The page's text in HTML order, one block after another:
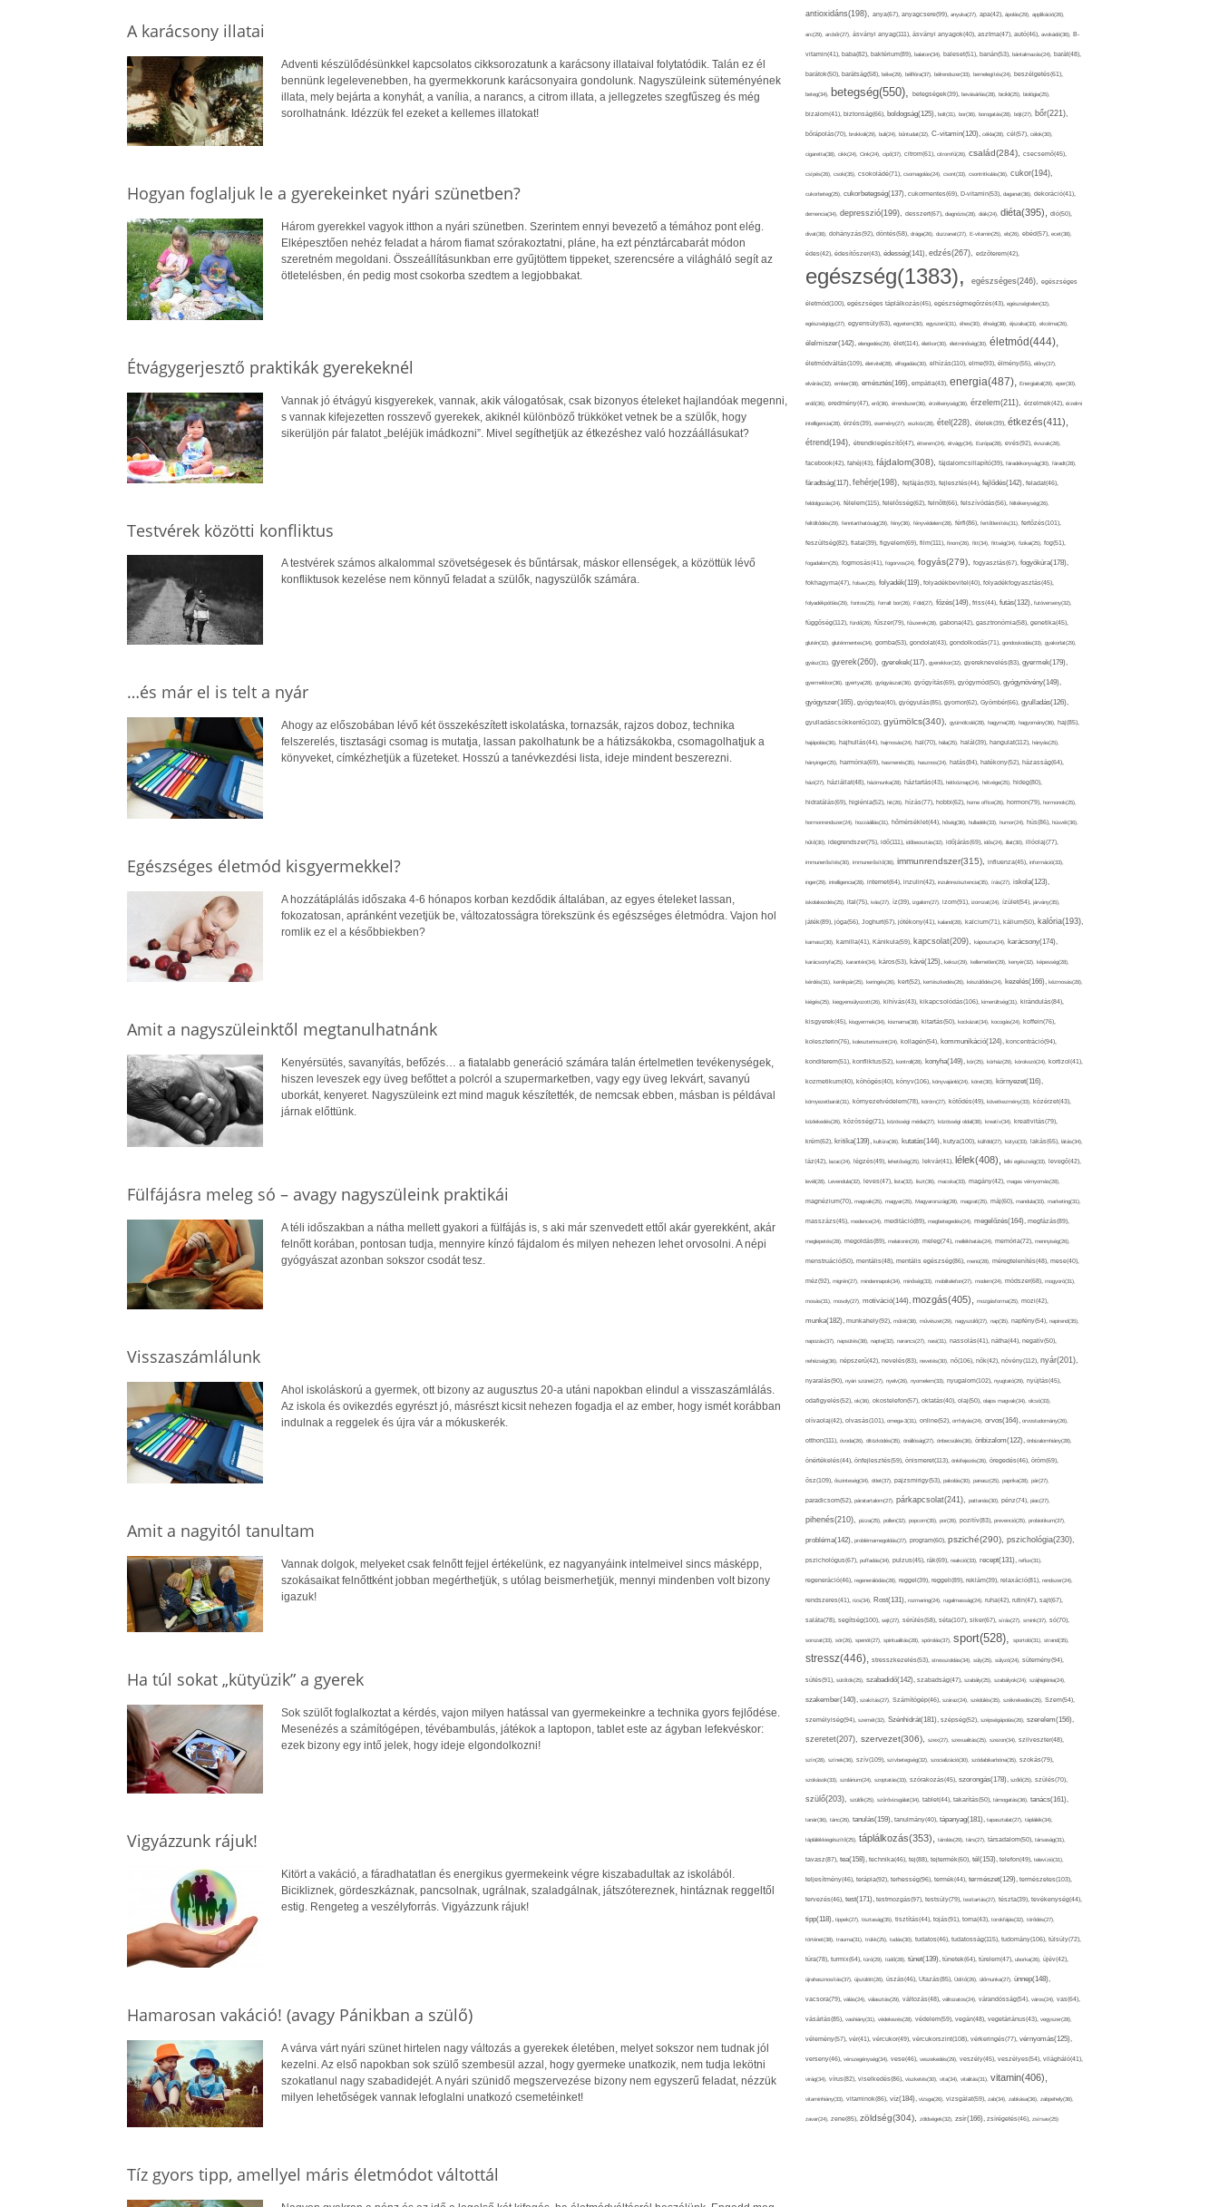
A karácsony illatai
Adventi készülődésünkkel kapcsolatos cikksorozatunk a karácsony illataival folytatódik. Talán ez él
bennünk legelevenebben, ha gyermekkorunk karácsonyaira gondolunk. Nagyszüleink süteményének
illata, mely bejárta a konyhát, a vanília, a narancs, a citrom illata, a jellegzetes szegfűszeg és még
sorolhatnánk. Idézzük fel ezeket a kellemes illatokat!
Hogyan foglaljuk le a gyerekeinket nyári szünetben?
Három gyerekkel vagyok itthon a nyári szünetben. Szerintem ennyi bevezető a témához pont elég.
Elképesztően nehéz feladat a három fiamat szórakoztatni, pláne, ha ezt pénztárcabarát módon
szeretném megoldani. Összeállításunkban erre gyűjtöttem tippeket, szerencsére a világháló segít az
ötletelésben, én pedig most csokorba szedtem a legjobbakat.
Étvágygerjesztő praktikák gyerekeknél
Vannak jó étvágyú kisgyerekek, vannak, akik válogatósak, csak bizonyos ételeket hajlandóak megenni,
s vannak kifejezetten rosszevő gyerekek, akiknél különböző trükköket vetnek be a szülők, hogy
sikerüljön pár falatot „beléjük imádkozni”. Mivel segíthetjük az étkezéshez való hozzáállásukat?
Testvérek közötti konfliktus
A testvérek számos alkalommal szövetségesek és bűntársak, máskor ellenségek, a közöttük lévő
konfliktusok kezelése nem könnyű feladat a szülők, nagyszülők számára.
…és már el is telt a nyár
Ahogy az előszobában lévő két összekészített iskolatáska, tornazsák, rajzos doboz, technika
felszerelés, tisztasági csomag is mutatja, lassan pakolhatunk be a hátizsákokba, csomagolhatjuk a
könyveket, címkézhetjük a füzeteket. Hosszú a tanévkezdési lista, ideje mindent beszerezni.
Egészséges életmód kisgyermekkel?
A hozzátáplálás időszaka 4-6 hónapos korban kezdődik általában, az egyes ételeket lassan,
fokozatosan, apránként vezetjük be, változatosságra törekszünk és egészséges életmódra. Vajon hol
romlik ez el a későbbiekben?
Amit a nagyszüleinktől megtanulhatnánk
Kenyérsütés, savanyítás, befőzés… a fiatalabb generáció számára talán értelmetlen tevékenységek,
hiszen leveszek egy üveg befőttet a polcról a szupermarketben, vagy egy üveg lekvárt, savanyú
uborkát, kenyeret. Nagyszüleink ezt mind maguk készítették, de nemcsak ebben, másban is példával
járnak előttünk.
Fülfájásra meleg só – avagy nagyszüleink praktikái
A téli időszakban a nátha mellett gyakori a fülfájás is, s aki már szenvedett ettől akár gyerekként, akár
felnőtt korában, pontosan tudja, mennyire kínzó fájdalom és milyen nehezen lehet orvosolni. A népi
gyógyászat azonban sokszor csodát tesz.
Visszaszámlálunk
Ahol iskoláskorú a gyermek, ott bizony az augusztus 20-a utáni napokban elindul a visszaszámlálás.
Az iskola és ovikezdés egyrészt jó, másrészt kicsit nehezen fogadja el az ember, hogy ismét korábban
indulnak a reggelek és újra vár a mókuskerék.
Amit a nagyitól tanultam
Vannak dolgok, melyeket csak felnőtt fejjel értékelünk, ez nagyanyáink intelmeivel sincs másképp,
szokásaikat felnőttként jobban megérthetjük, s utólag beismerhetjük, mennyi mindenben volt bizony
igazuk!
Ha túl sokat „kütyüzik” a gyerek
Sok szülőt foglalkoztat a kérdés, vajon milyen hatással van gyermekeinkre a technika gyors fejlődése.
Mesenézés a számítógépen, tévébambulás, játékok a laptopon, tablet este az ágyban lefekvéskor:
ezek bizony egy intő jelek, hogy ideje elgondolkozni!
Vigyázzunk rájuk!
Kitört a vakáció, a fáradhatatlan és energikus gyermekeink végre kiszabadultak az iskolából.
Bicikliznek, gördeszkáznak, pancsolnak, ugrálnak, szaladgálnak, játszótereznek, hintáznak reggeltől
estig. Rengeteg a veszélyforrás. Vigyázzunk rájuk!
Hamarosan vakáció! (avagy Pánikban a szülő)
A várva várt nyári szünet hirtelen nagy változás a gyerekek életében, melyet sokszor nem tudnak jól
kezelni. Az első napokban sok szülő szembesül azzal, hogy gyermeke unatkozik, nem tudja lekötni
szokatlanul nagy szabadidejét. A nyári szünidő megszervezése bizony nem egyszerű feladat, nézzük
milyen lehetőségek vannak lefoglalni unatkozó csemetéinket!
Tíz gyors tipp, amellyel máris életmódot váltottál
antioxidáns(198), anya(67), anyagcsere(99), anyuka(27), apa(42), ápolás(29), applikáció(26),
arc(29), arcbőr(27), ásványi anyag(111), ásványi anyagok(40), asztma(47), autó(46), avokádó(36), B-
vitamin(41), baba(82), baktérium(89), balaton(34), baleset(51), banán(53), bántalmazás(24), barát(48),
barátok(50), barátság(58), béke(29), bélflóra(37), bélrendszer(33), bemelegítés(24), beszélgetés(61),
beteg(34), betegség(550), betegségek(39), bevásárlás(28), bicikli(25), biológia(25),
bizalom(41), biztonság(66), boldogság(125), bolt(31), bor(36), borogatás(28), böjt(27), bőr(221),
bőrápolás(70), brokkoli(29), buli(24), bűntudat(32), C-vitamin(120), cékla(28), cél(57), célok(30),
cigaretta(38), cikk(24), Cink(24), cipő(37), citrom(61), citromfű(26), család(284), csecsemő(45),
csípés(26), csoki(35), csokoládé(71), csomagolás(24), csont(33), csontritkulás(36), cukor(194),
cukorbeteg(25), cukorbetegség(137), cukormentes(69), D-vitamin(53), daganat(36), dekoráció(41),
demencia(34), depresszió(199), desszert(67), diagnózis(28), diák(24), diéta(395), dió(50),
divat(38), dohányzás(92), döntés(58), drága(26), duzzanat(27), E-vitamin(25), eb(26), ebéd(57), ecet(38),
édes(42), édesítőszer(43), édesség(141), edzés(267), edzőterem(42),
egészség(1383), egészséges(246), egészséges
életmód(100), egészséges táplálkozás(45), egészségmegőrzés(43), egészségtelen(32),
egészségügy(27), egyensúly(63), egyetem(30), egyszerű(31), éhes(30), éhség(38), éjszaka(33), ekcéma(26),
élelmiszer(142), elengedés(29), élet(114), életkor(30), életminőség(30), életmód(444),
életmódváltás(109), életvitel(28), elfogadás(30), elhízás(110), elme(93), élmény(55), előny(37),
elvárás(32), ember(38), emésztés(166), empátia(43), energia(487), Energiaital(29), eper(30),
erdő(36), eredmény(47), erő(36), érrendszer(36), érzékenység(36), érzelem(211), érzelmek(42), érzelmi
intelligencia(28), érzés(39), esemény(27), eszköz(28), étel(228), ételek(39), étkezés(411),
étrend(194), étrendkiegészítő(47), étterem(24), étvágy(34), Európa(28), evés(92), évszak(28),
facebook(42), fahéj(43), fájdalom(308), fájdalomcsillapító(39), fáradékonyság(30), fáradt(28),
fáradtság(117), fehérje(198), fejfájás(93), fejlesztés(44), fejlődés(142), feladat(46),
feldolgozás(24), félelem(115), felelősség(62), felnőtt(66), felszívódás(56), féltékenység(26),
feltöltődés(29), fenntarthatóság(29), fény(36), fényvédelem(28), férfi(86), fertőtlenítés(31), fertőzés(101),
feszültség(82), fiatal(39), figyelem(69), film(111), finom(26), fitt(34), fittség(34), fizikai(25), fog(51),
fogadalom(25), fogmosás(41), fogorvos(24), fogyás(279), fogyasztás(67), fogyókúra(178),
fokhagyma(47), folsav(25), folyadék(119), folyadékbevitel(40), folyadékfogyasztás(45),
folyadékpótlás(29), fontos(25), forralt bor(26), Föld(27), főzés(149), friss(44), futás(132), futóverseny(32),
függőség(112), fürdő(26), fűszer(79), fűszerek(28), gabona(42), gasztronómia(58), genetika(45),
glutén(32), gluténmentes(34), gomba(53), gondolat(43), gondolkodás(71), gondoskodás(33), gyakorlat(29),
gyász(31), gyerek(260), gyerekek(117), gyerekkor(32), gyereknevelés(83), gyermek(179),
gyermekkor(36), gyertya(28), gyógyászat(36), gyógyítás(69), gyógymód(50), gyógynövény(149),
gyógyszer(165), gyógytea(40), gyógyulás(85), gyomor(62), Gyömbér(66), gyulladás(126),
gyulladáscsökkentő(102), gyümölcs(340), gyümölcslé(28), hagyma(28), hagyomány(36), haj(85),
hajápolás(36), hajhullás(44), hajmosás(24), hal(70), hála(25), halál(39), hangulat(112), hányás(25),
hányinger(25), harmónia(69), hasmenés(35), hasznos(24), hatás(84), hatékony(52), házasság(64),
házi(27), háziállat(48), házimunka(28), háztartás(43), hétköznap(24), hétvége(25), hideg(80),
hidratálás(69), higiénia(52), hit(26), hízás(77), hobbi(62), home office(26), hormon(79), hormonok(25),
hormonrendszer(24), hozzáállás(31), hőmérséklet(44), hőség(36), hulladék(33), humor(24), hús(86), húsvét(36),
hűtő(30), idegrendszer(75), idő(111), időbeosztás(32), időjárás(69), idős(24), illat(30), illóolaj(77),
immunerősítés(30), immunerősítő(36), immunrendszer(315), influenza(45), információ(33),
inger(29), intelligencia(28), internet(64), inzulin(42), inzulinrezisztencia(35), írás(27), iskola(123),
iskolakezdés(25), ital(75), ivás(27), íz(39), izgalom(27), izom(91), izomzat(24), ízület(54), járvány(35),
játék(89), jóga(56), Joghurt(67), jótékony(41), kaland(28), kalcium(71), kálium(50), kalória(193),
kamasz(30), kamilla(41), Kánikula(59), kapcsolat(209), káposzta(24), karácsony(174),
karácsonyfa(25), karantén(34), káros(53), kávé(125), keksz(29), kellemetlen(29), kenyér(32), képesség(28),
kérdés(31), kerékpár(25), keringés(26), kert(52), kertészkedés(26), készülődés(24), kezelés(166), kézmosás(28),
kiégés(25), kiegyensúlyozott(26), kihívás(43), kikapcsolódás(106), kimerültség(31), kirándulás(84),
kisgyerek(45), kisgyermek(34), kismama(38), kitartás(50), kockázat(34), kocogás(24), koffein(76),
koleszterin(76), koleszterinszint(24), kollagén(54), kommunikáció(124), koncentráció(94),
konditerem(51), konfliktus(52), kontroll(28), konyha(149), kór(25), kórház(29), kórokozó(24), kortizol(41),
kozmetikum(40), köhögés(40), könyv(106), könyvajánló(24), köret(30), környezet(116),
környezetbarát(31), környezetvédelem(78), köröm(27), kötődés(49), következmény(33), közérzet(43),
közlekedés(26), közösség(71), közösségi média(27), közösségi oldal(38), kreatív(34), kreativitás(79),
krém(62), kritika(139), kultúra(36), kutatás(144), kutya(100), külföld(27), kütyü(33), lakás(65), látás(34),
láz(42), lazac(24), légzés(49), lehetőség(25), lekvár(41), lélek(408), lelki egészség(33), levegő(42),
levél(28), Levendula(32), leves(47), lista(32), liszt(36), macska(33), magány(42), magas vérnyomás(28),
magnézium(70), magvak(25), magyar(25), Magyarország(28), magzat(25), máj(60), mandula(33), marketing(31),
masszázs(45), medence(24), meditáció(89), megbetegedés(24), megelőzés(164), megfázás(89),
meglepetés(28), megoldás(89), melatonin(29), meleg(74), mellékhatás(24), memória(72), mennyiség(26),
menstruáció(50), mentális(48), mentális egészség(86), menü(28), méregtelenítés(48), mese(40),
méz(92), migrén(27), mindennapok(34), minőség(33), mobiltelefon(27), modern(24), módszer(68), mogyoró(31),
mosás(31), mosoly(27), motiváció(144), mozgás(405), mozgásforma(25), mozi(42),
munka(182), munkahely(92), műtét(38), művészet(29), nagyszülő(27), nap(35), napfény(54), napirend(35),
napozás(37), napsütés(38), naptej(32), narancs(27), nasi(31), nassolás(41), nátha(44), negatív(50),
nehézség(36), népszerű(42), nevelés(83), nevetés(30), nő(106), nők(42), növény(112), nyár(201),
nyaralás(90), nyári szünet(27), nyelv(26), nyomelem(33), nyugalom(102), nyugtató(29), nyújtás(45),
odafigyelés(52), ok(36), okostelefon(57), oktatás(40), olaj(50), olajos magvak(34), olcsó(33),
olívaolaj(42), olvasás(101), omega-3(31), online(52), orrfolyás(24), orvos(164), orvostudomány(26),
otthon(111), óvoda(26), öltözködés(35), önállóság(27), önbecsülés(36), önbizalom(122), önbizalomhiány(28),
önértékelés(44), önfejlesztés(59), önismeret(113), önkifejezés(26), öregedés(46), öröm(69),
ősz(109), őszinteség(34), ötlet(37), pajzsmirigy(53), pakolás(30), panasz(25), paprika(28), pár(27),
paradicsom(52), páratartalom(27), párkapcsolat(241), pattanás(30), pénz(74), piac(27),
pihenés(210), pizza(25), pollen(32), popcorn(35), por(26), pozitív(83), prevenció(25), probiotikum(37),
probléma(142), problémamegoldás(27), program(60), psziché(290), pszichológia(230),
pszichológus(67), puffadás(34), pulzus(45), rák(69), reakció(33), recept(131), reflux(31),
regeneráció(46), regenerálódás(28), reggel(39), reggeli(89), reklám(39), relaxáció(81), rendszer(24),
rendszeres(41), rizs(34), Rost(131), rozmaring(24), rugalmasság(24), ruha(42), rutin(47), sajt(67),
saláta(78), segítség(100), sejt(27), sérülés(58), séta(107), siker(67), sírás(27), smink(37), só(70),
sorozat(33), sör(26), spenót(27), spiritualitás(28), spórolás(37), sport(528), sportoló(31), strand(35),
stressz(446), stresszkezelés(53), stresszoldás(34), súly(25), súlyzó(24), sütemény(94),
sütés(91), sütőtök(25), szabadidő(142), szabadság(47), szabály(25), szabályok(24), szájhigiénia(24),
szakember(140), szakítás(27), Számítógép(46), száraz(24), szédülés(35), székrekedés(25), Szem(54),
személyiség(94), szemét(32), Szénhidrát(181), szépség(52), szépségápolás(26), szerelem(156),
szeretet(207), szervezet(306), szex(27), szexualitás(25), szezon(34), szilveszter(48),
szín(28), színek(36), szív(109), szívbetegség(32), szocializáció(30), szódabikarbóna(35), szokás(79),
szokások(33), szolárium(24), szoptatás(33), szórakozás(45), szorongás(178), szőlő(25), szülés(70),
szülő(203), szülők(25), szűrővizsgálat(34), tablet(44), takarítás(50), támogatás(36), tanács(161),
tanár(36), tánc(26), tanulás(159), tanulmány(40), tápanyag(181), tapasztalat(27), táplálék(34),
táplálékkiegészítő(25), táplálkozás(353), tárolás(29), társ(27), társadalom(50), társaság(31),
tavasz(87), tea(158), technika(46), tej(88), tejtermék(60), tél(153), telefon(49), televízió(31),
teljesítmény(46), terápia(92), terhesség(96), termék(44), természet(129), természetes(103),
tervezés(46), test(171), testmozgás(97), testsúly(79), testtartás(27), tészta(39), tevékenység(44),
tipp(118), tippek(27), tisztaság(35), tisztítás(44), tojás(91), torna(43), torokfájás(32), törődés(27),
történet(38), trauma(31), trükk(25), tudás(30), tudatos(46), tudatosság(115), tudomány(106), túlsúly(72),
túra(78), turmix(64), túró(29), tüdő(28), tünet(139), tünetek(64), türelem(47), uborka(26), újév(42),
újrahasznosítás(37), újszülött(26), úszás(46), Utazás(85), Üdítő(26), ülőmunka(27), ünnep(148),
vacsora(79), válás(24), választás(29), változás(48), változatos(24), várandósság(54), város(24), vas(64),
vásárlás(85), vashiány(31), védekezés(28), védelem(59), vegán(48), vegetáriánus(43), vegyszer(28),
vélemény(57), vér(41), vércukor(49), vércukorszint(108), vérkeringés(77), vérnyomás(125),
verseny(46), vérszegénység(34), vese(46), veszekedés(29), veszély(45), veszélyes(54), világháló(41),
virág(34), vírus(82), viselkedés(86), viszketés(30), vita(34), vitalitás(31), vitamin(406),
vitaminhiány(33), vitaminok(86), víz(184), vizsga(26), vizsgálat(59), zab(34), zabkása(36), zabpehely(36),
zavar(24), zene(85), zöldség(304), zöldségek(32), zsír(166), zsírégetés(46), zsírsav(25)